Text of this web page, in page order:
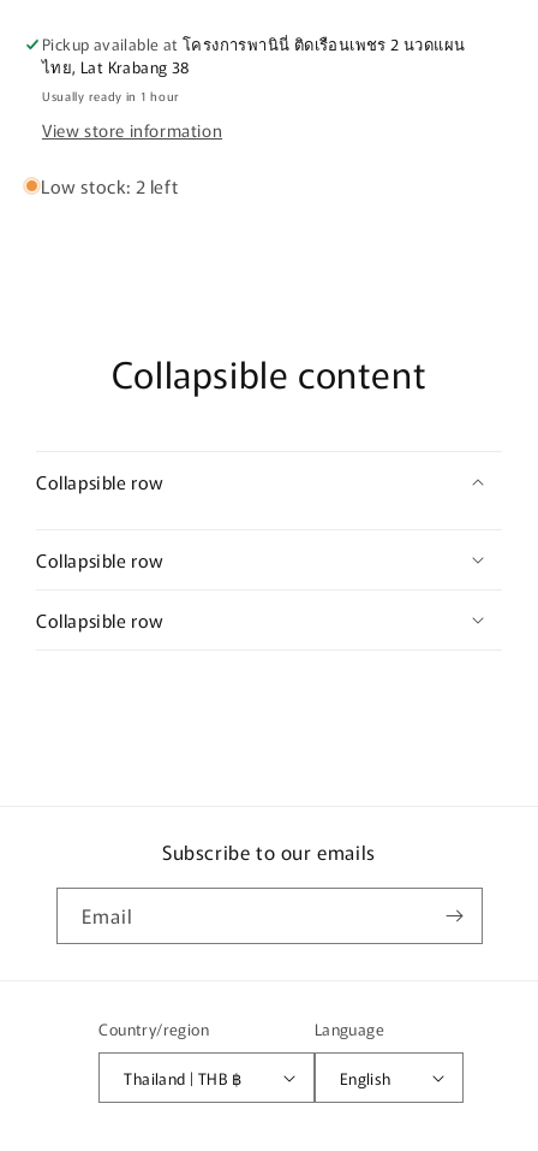
BLACK
BLACK
Pickup available at โครงการพานินี่ ติดเรือนเพชร 2 นวดแผน
ไทย, Lat Krabang 38
Usually ready in 1 hour
View store information
Low stock: 2 left
Collapsible content
Collapsible row
Collapsible row
Collapsible row
Subscribe to our emails
Email
Country/region
Thailand | THB ฿
Language
English